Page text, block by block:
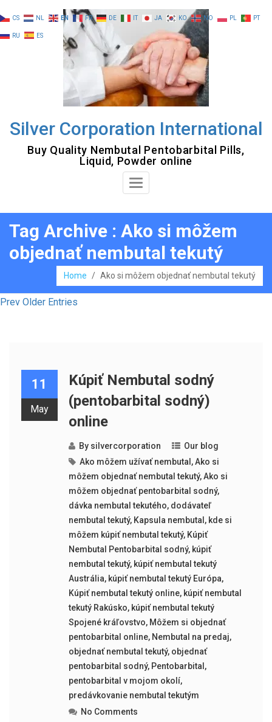
to
content
Silver Corporation International
Buy Quality Nembutal Pentobarbital Pills,
Liquid, Powder online
Toggle
Tag Archive : Ako si môžem
objednať nembutal tekutý
Home / Ako si môžem objednať nembutal tekutý
Prev Older Entries
11
May
Kúpiť Nembutal sodný
(pentobarbital sodný)
online
By silvercorporation
Our blog
Ako môžem užívať nembutal ,Ako si
môžem objednať nembutal tekutý,Ako si
môžem objednať pentobarbital sodný,
dávka nembutal tekutého, dodávateľ
nembutal tekutý, Kapsula nembutal , kde si
môžem kúpiť nembutal tekutý, Kúpiť
Nembutal Pentobarbital sodný, kúpiť
nembutal tekutý, kúpiť nembutal tekutý
Austrália, kúpiť nembutal tekutý Európa,
Kúpiť nembutal tekutý online, kúpiť nembutal
tekutý Rakúsko, kúpiť nembutal tekutý
Spojené kráľovstvo, Môžem si objednať
pentobarbital online, Nembutal na predaj,
objednať nembutal tekutý, objednať
pentobarbital sodný, Pentobarbital ,
pentobarbital v mojom okolí,
predávkovanie nembutal tekutým
No Comments
CS NL EN FR DE IT JA KO NO PL PT
RU ES